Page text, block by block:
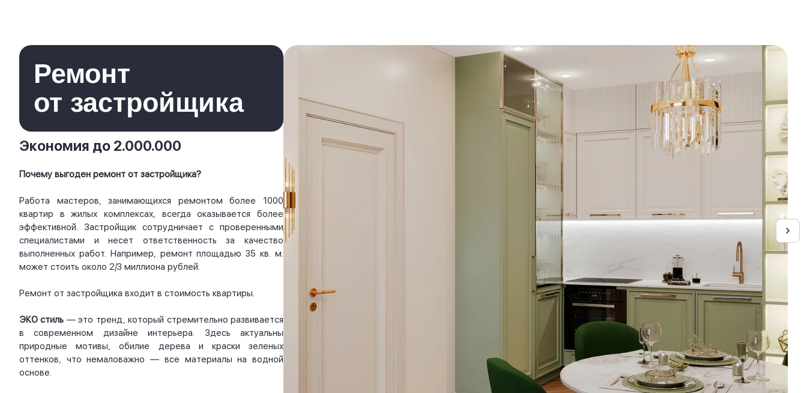
Ремонт
от застройщика
Экономия до 2.000.000
Почему выгоден ремонт от застройщика?
Работа мастеров, занимающихся ремонтом более 1000
квартир в жилых комплексах, всегда оказывается более
эффективной. Застройщик сотрудничает с проверенными
специалистами и несет ответственность за качество
выполненных работ. Например, ремонт площадью 35 кв. м.
может стоить около 2/3 миллиона рублей.
Ремонт от застройщика входит в стоимость квартиры.
ЭКО стиль — это тренд, который стремительно развивается
в современном дизайне интерьера. Здесь актуальны
природные мотивы, обилие дерева и краски зеленых
оттенков, что немаловажно — все материалы на водной
основе.